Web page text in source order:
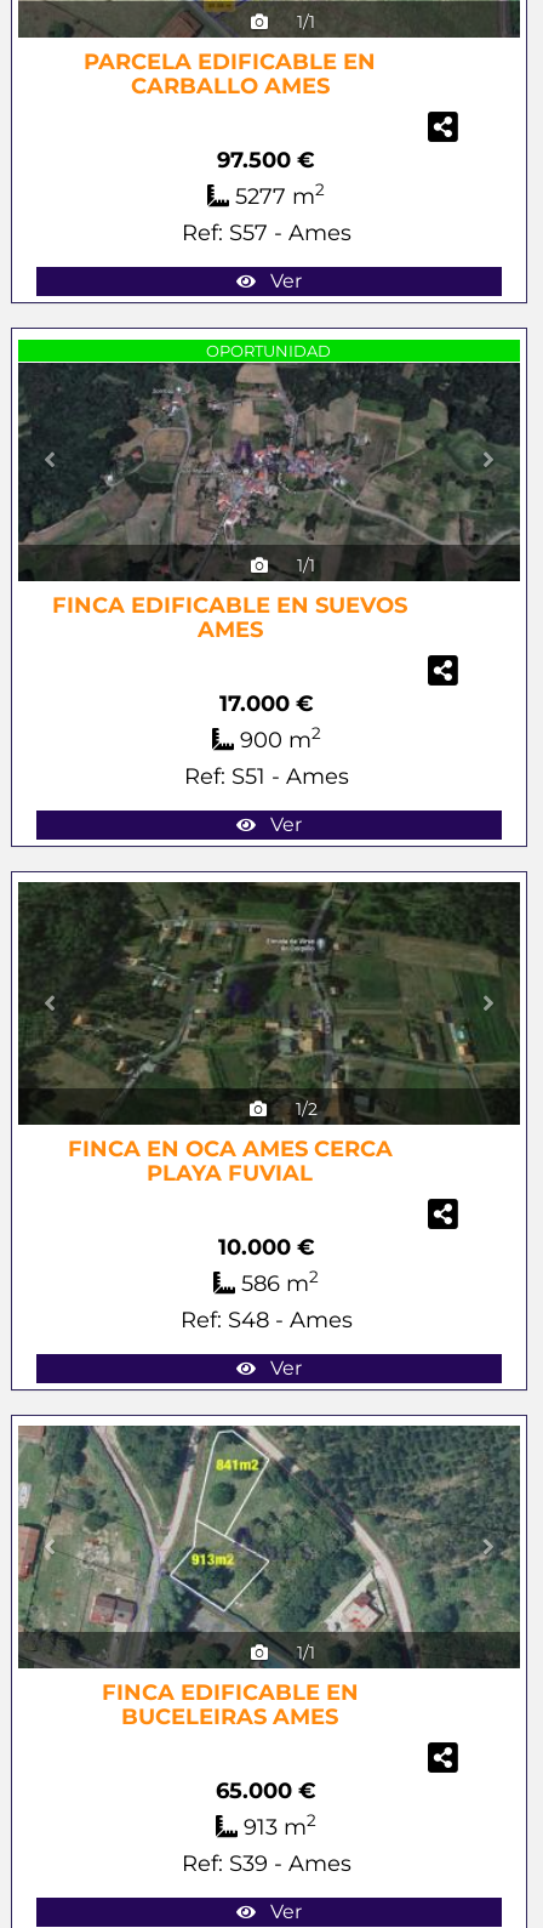
1/1
PARCELA EDIFICABLE EN
CARBALLO AMES
97.500 €
5277 m2
Ref: S57 - Ames
Ver
OPORTUNIDAD
1/1
FINCA EDIFICABLE EN SUEVOS
AMES
17.000 €
900 m2
Ref: S51 - Ames
Ver
1/2
Previous Next
FINCA EN OCA AMES CERCA
PLAYA FUVIAL
10.000 €
586 m2
Ref: S48 - Ames
Ver
1/1
Previous Next
FINCA EDIFICABLE EN
BUCELEIRAS AMES
65.000 €
913 m2
Ref: S39 - Ames
Ver